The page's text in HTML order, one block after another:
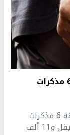
نابلس: القبض على مطلوب صادر بحقه 6 مذكرات
قبضت الشرطة اليوم، على مطلوب صادر بحقه 6 مذكرات
قضائية لعدم دفع الدين بقيمة 215 ألف شيقل و11 ألف